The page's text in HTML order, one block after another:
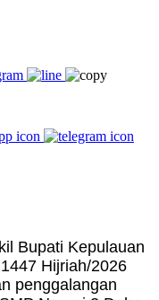
Bupati Kepulauan
Hijriah/2026
penggalangan